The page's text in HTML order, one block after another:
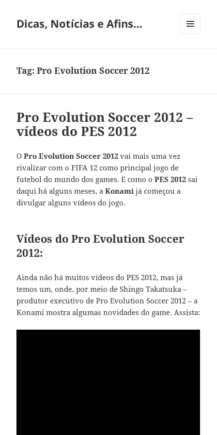
Dicas, Notícias e Afins…
Tag:Pro Evolution Soccer 2012
Pro Evolution Soccer 2012 –
vídeos do PES 2012
OPro Evolution Soccer 2012 vai mais uma vez
rivalizar com o FIFA 12 como principal jogo de
futebol do mundo dos games. E como oPES 2012 sai
daqui há alguns meses, aKonami já começou a
divulgar alguns vídeos do jogo.
Vídeos do Pro Evolution Soccer
2012:
Ainda não há muitos vídeos do PES 2012, mas já
temos um, onde, por meio de Shingo Takatsuka –
produtor executivo de Pro Evolution Soccer 2012 – a
Konami mostra algumas novidades do game. Assista: